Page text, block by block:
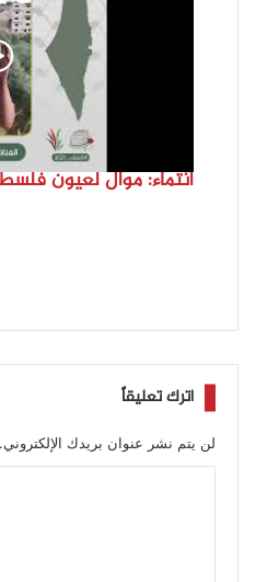
اترك تعليقاً
لن يتم نشر عنوان بريدك الإلكتروني.